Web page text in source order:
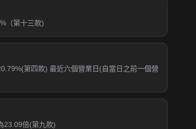
（第十三款)
第四款) 最近六個營業日(自當日之前一個營
23.09倍(第九款)